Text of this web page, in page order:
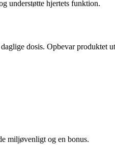
understøtte hjertets funktion.
dosis. Opbevar
miljøvenligt og en bonus.